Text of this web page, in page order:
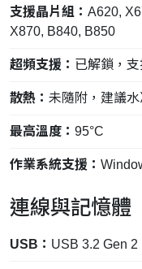
支援晶片組： A620,
X870, B840, B850
超頻支援： 已解鎖，
散熱： 未隨附，建議水
最高溫度： 95°C
作業系統支援：
連線與記憶體
USB： USB 3.2 Gen